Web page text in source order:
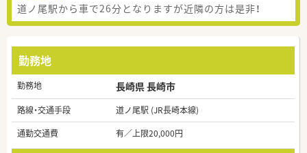
道ノ尾駅から車で26分となりますが近隣の方は是非！
勤務地
勤務地 長崎県 長崎市
路線・交通手段
道ノ尾駅 (JR長崎本線)
通勤交通費
有／上限20,000円